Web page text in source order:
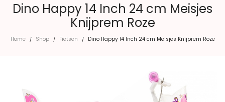
Dino Happy 14 Inch 24 cm Meisjes
Knijprem Roze
Home / Shop / Fietsen / Dino Happy 14 Inch 24 cm Meisjes Knijprem Roze